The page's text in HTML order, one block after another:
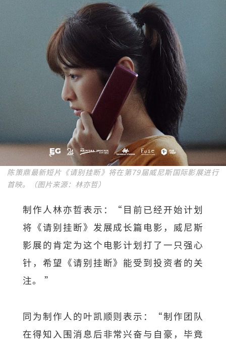
陈策鼎最新短片《请别挂断》将在第79届威尼斯国际影展进行
首映。（图片来源：林亦哲）
制作人林亦哲表示：“目前已经开始计划
将《请别挂断》发展成长篇电影，威尼斯
影展的肯定为这个电影计划打了一只强心
针，希望《请别挂断》能受到投资者的关
注。 ”
同为制作人的叶凯顺则表示：“制作团队
在得知入围消息后非常兴奋与自豪，毕竟